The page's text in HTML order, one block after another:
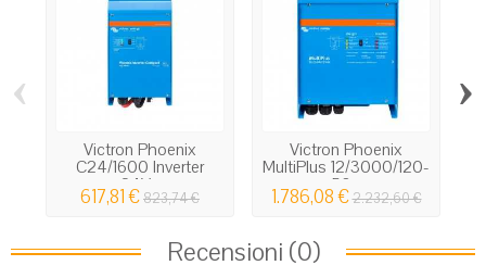
Victron Phoenix
C24/1600 Inverter
24V...
617,81 €823,74 €
Victron Phoenix
MultiPlus 12/3000/120-
50...
1.786,08 €2.232,60 €
‹ ›
Recensioni (0)